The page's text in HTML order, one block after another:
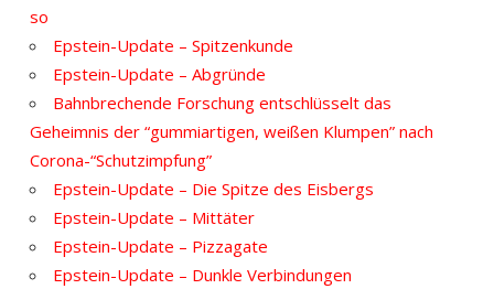
so
Epstein-Update – Spitzenkunde
Epstein-Update – Abgründe
Bahnbrechende Forschung entschlüsselt das
Geheimnis der “gummiartigen, weißen Klumpen” nach
Corona-“Schutzimpfung”
Epstein-Update – Die Spitze des Eisbergs
Epstein-Update – Mittäter
Epstein-Update – Pizzagate
Epstein-Update – Dunkle Verbindungen